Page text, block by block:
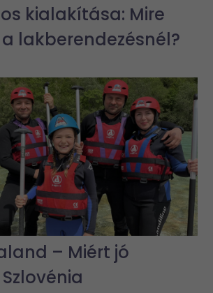
kialakítása: Mire
lakberendezésnél?
– Miért jó